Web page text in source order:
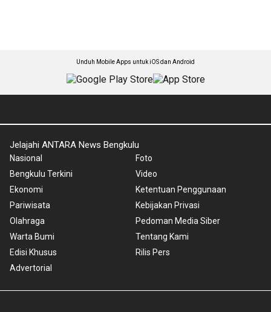
Unduh Mobile Apps untuk iOS dan Android
Jelajahi ANTARA News Bengkulu
Nasional
Bengkulu Terkini
Ekonomi
Pariwisata
Olahraga
Warta Bumi
Edisi Khusus
Advertorial
Foto
Video
Ketentuan Penggunaan
Kebijakan Privasi
Pedoman Media Siber
Tentang Kami
Rilis Pers